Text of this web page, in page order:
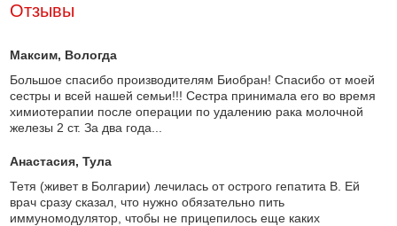
Отзывы
Максим, Вологда
Большое спасибо производителям Биобран! Спасибо от моей
сестры и всей нашей семьи!!! Сестра принимала его во время
химиотерапии после операции по удалению рака молочной
железы 2 ст. За два года...
Анастасия, Тула
Тетя (живет в Болгарии) лечилась от острого гепатита В. Ей
врач сразу сказал, что нужно обязательно пить
иммуномодулятор, чтобы не прицепилось еще каких